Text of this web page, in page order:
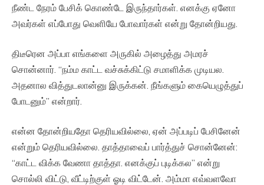
நீண்ட நேரம் பேசிக் கொண்டே இருந்தார்கள். எனக்கு ஏனோ
அவர்கள் எப்போது வெளியே போவார்கள் என்று தோன்றியது.
திடீரென அப்பா எங்களை அருகில் அழைத்து அமரச்
சொன்னார். “நம்ம காட்ட வச்சுக்கிட்டு சமாளிக்க முடியல.
அதனால வித்துடலான்னு இருக்கன். நீங்களும் கையெழுத்துப்
போடனும்” என்றார்.
என்ன தோன்றியதோ தெரியவில்லை, ஏன் அப்படிப் பேசினேன்
என்றும் தெரியவில்லை. தாத்தாவைப் பார்த்துச் சொன்னேன்:
“காட்ட விக்க வேணா தாத்தா. எனக்குப் புடிக்கல” என்று
சொல்லி விட்டு, வீட்டிற்குள் ஓடி விட்டேன். அம்மா எவ்வளவோ